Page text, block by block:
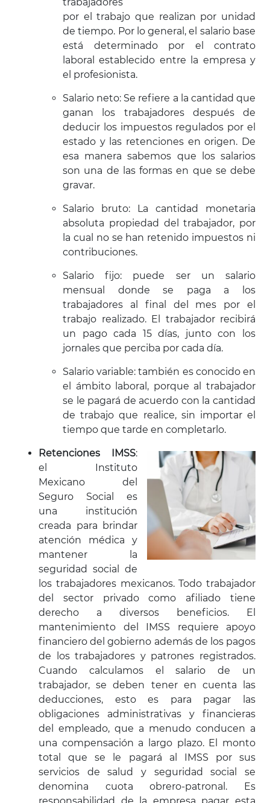
por el trabajo que realizan por unidad
de tiempo. Por lo general, el salario base
está determinado por el contrato
laboral establecido entre la empresa y
el profesionista.
Salario neto: Se refiere a la cantidad que
ganan los trabajadores después de
deducir los impuestos regulados por el
estado y las retenciones en origen. De
esa manera sabemos que los salarios
son una de las formas en que se debe
gravar.
Salario bruto: La cantidad monetaria
absoluta propiedad del trabajador, por
la cual no se han retenido impuestos ni
contribuciones.
Salario fijo: puede ser un salario
mensual donde se paga a los
trabajadores al final del mes por el
trabajo realizado. El trabajador recibirá
un pago cada 15 días, junto con los
jornales que perciba por cada día.
Salario variable: también es conocido en
el ámbito laboral, porque al trabajador
se le pagará de acuerdo con la cantidad
de trabajo que realice, sin importar el
tiempo que tarde en completarlo.
Retenciones IMSS:
el Instituto
Mexicano del
Seguro Social es
una institución
creada para brindar
atención médica y
mantener la
seguridad social de
los trabajadores mexicanos. Todo trabajador
del sector privado como afiliado tiene
derecho a diversos beneficios. El
mantenimiento del IMSS requiere apoyo
financiero del gobierno además de los pagos
de los trabajadores y patrones registrados.
Cuando calculamos el salario de un
trabajador, se deben tener en cuenta las
deducciones, esto es para pagar las
obligaciones administrativas y financieras
del empleado, que a menudo conducen a
una compensación a largo plazo. El monto
total que se le pagará al IMSS por sus
servicios de salud y seguridad social se
denomina cuota obrero-patronal. Es
responsabilidad de la empresa pagar esta